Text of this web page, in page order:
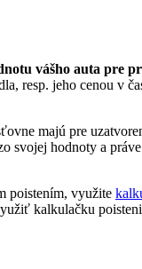
vášho auta pre
resp. jeho cenou v
majú pre
svojej hodnoty a
poistením, využite
kalkulačku